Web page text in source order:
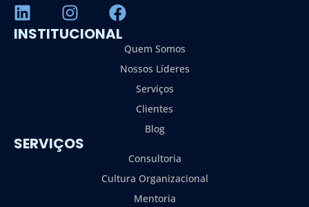
INSTITUCIONAL
Quem Somos
Nossos Líderes
Serviços
Clientes
Blog
SERVIÇOS
Consultoria
Cultura Organizacional
Mentoria